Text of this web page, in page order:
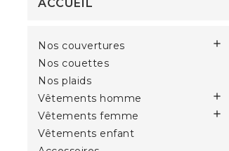
ACCUEIL
Nos couvertures 
Nos couettes
Nos plaids
Vêtements homme

Vêtements femme 
Vêtements enfant